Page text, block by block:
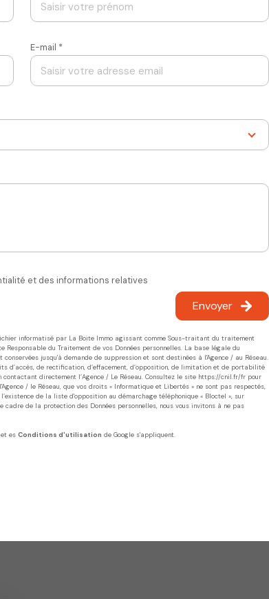
E-mail *
et des informations relatives
Envoyer
informatisé par La Boite Immo agissant comme Sous-traitant du traitement
du Traitement de vos Données personnelles. La base légale du
jusqu'à demande de suppression et sont destinées à l'Agence / au Réseau.
d’accès, de rectification, d’effacement, d’opposition, de limitation et de portabilité
directement l’Agence / Le Réseau. Consultez le site https://cnil.fr/fr pour
/ le Réseau, que vos droits « Informatique et Libertés » ne sont pas respectés,
de la liste d'opposition au démarchage téléphonique « Bloctel », sur
cadre de la protection des Données personnelles, nous vous invitons à ne pas
et es Conditions d'utilisation de Google s'appliquent.